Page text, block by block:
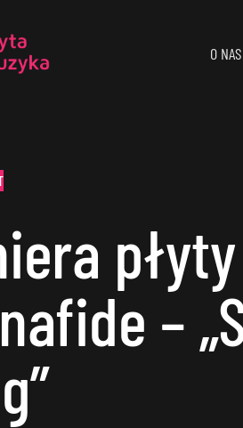
O NAS
płyty
–